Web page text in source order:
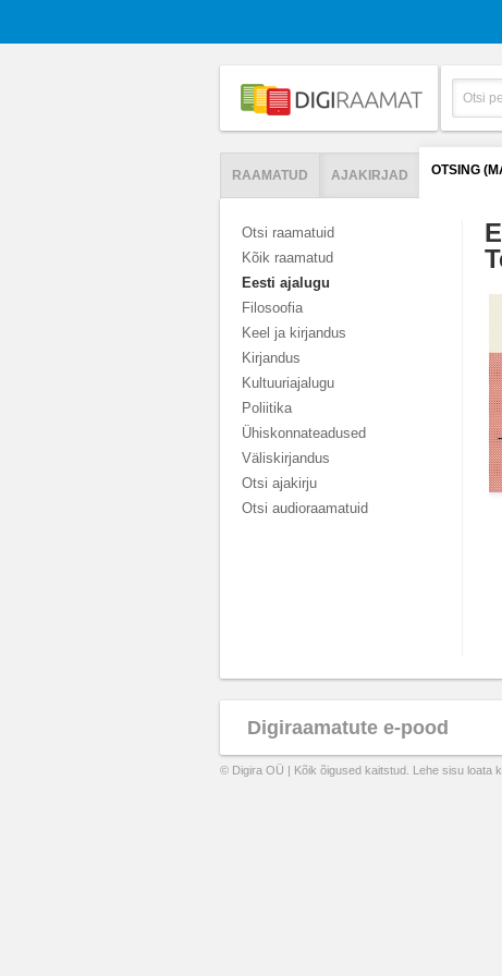
RAAMATUD AJAKIRJAD OTSING
Otsi raamatuid
Kõik raamatud
Eesti ajalugu
Filosoofia
Keel ja kirjandus
Kirjandus
Kultuuriajalugu
Poliitika
Ühiskonnateadused
Väliskirjandus
Otsi ajakirju
Otsi audioraamatuid
Digiraamatute e-pood
© Digira OÜ | Kõik õigused kaitstud. Lehe sisu loata